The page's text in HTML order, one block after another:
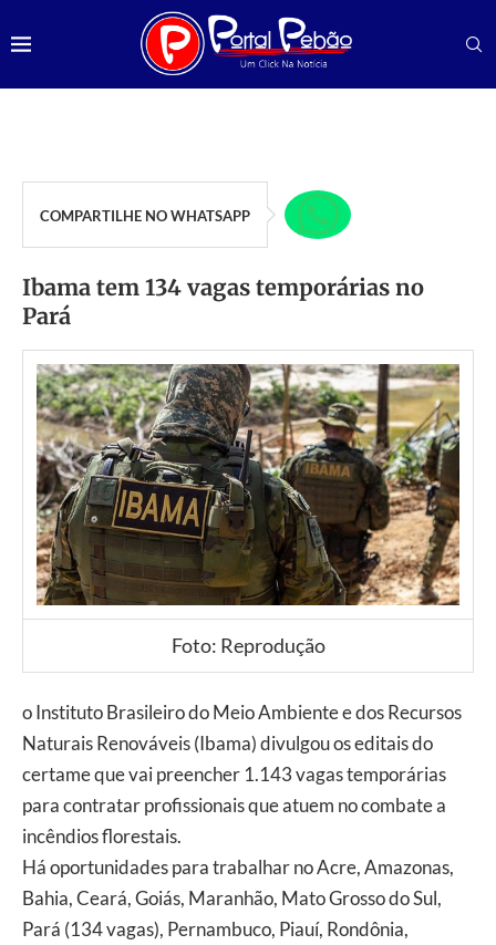
COMPARTILHE NO WHATSAPP
Ibama tem 134 vagas temporárias no
Pará
Foto: Reprodução
o Instituto Brasileiro do Meio Ambiente e dos Recursos
Naturais Renováveis (Ibama) divulgou os editais do
certame que vai preencher 1.143 vagas temporárias
para contratar profissionais que atuem no combate a
incêndios florestais.
Há oportunidades para trabalhar no Acre, Amazonas,
Bahia, Ceará, Goiás, Maranhão, Mato Grosso do Sul,
Pará (134 vagas), Pernambuco, Piauí, Rondônia,